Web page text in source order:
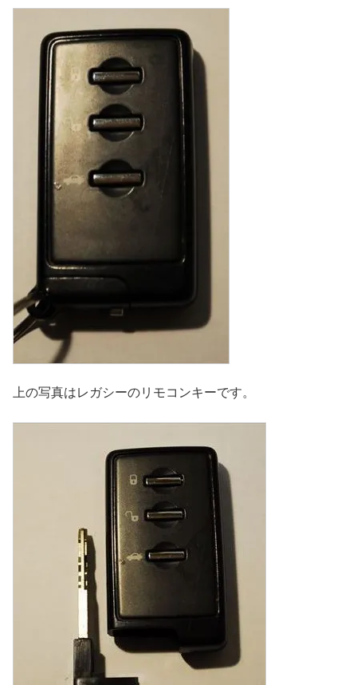
上の写真はレガシーのリモコンキーです。